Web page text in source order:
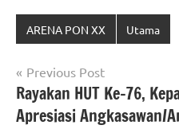
ARENA PON XX Utama
Navigasi
pos
Previous Post
Rayakan HUT Ke-76,
Apresiasi Angkasawan/